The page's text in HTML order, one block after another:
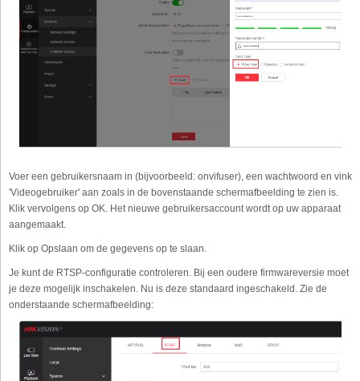
Voer een gebruikersnaam in (bijvoorbeeld: onvifuser), een wachtwoord en vink
'Videogebruiker' aan zoals in de bovenstaande schermafbeelding te zien is.
Klik vervolgens op OK. Het nieuwe gebruikersaccount wordt op uw apparaat
aangemaakt.
Klik op Opslaan om de gegevens op te slaan.
Je kunt de RTSP-configuratie controleren. Bij een oudere firmwareversie moet
je deze mogelijk inschakelen. Nu is deze standaard ingeschakeld. Zie de
onderstaande schermafbeelding: